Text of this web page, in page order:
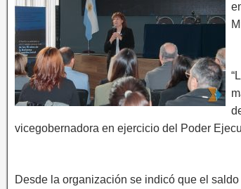
vicegobernadora en ejercicio del Poder
Desde la organización se indicó que el